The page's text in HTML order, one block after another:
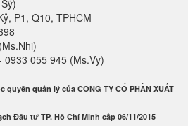
P1, Q10, TPHCM
0933 055 945 (Ms.Vy)
quản lý của CÔNG TY CỔ PHẦN XUẤT
Đầu tư TP. Hồ Chí Minh cấp 06/11/2015